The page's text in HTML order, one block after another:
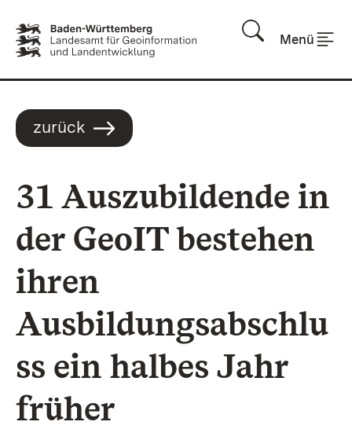
Menü
zurück
31 Auszubildende in
der GeoIT bestehen
ihren
Ausbildungsabschlu
ss ein halbes Jahr
früher